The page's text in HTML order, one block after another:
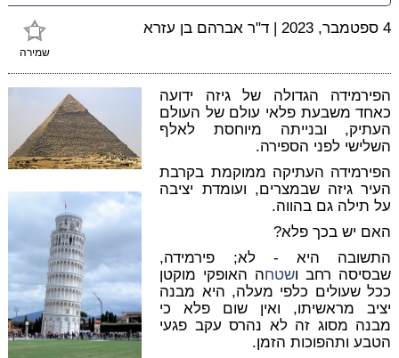
שמירה
4 ספטמבר, 2023 | ד"ר אברהם בן עזרא
הפירמידה הגדולה של גיזה ידועה
כאחד משבעת פלאי עולם של העולם
העתיק, ובנייתה מיוחסת לאלף
השלישי לפני הספירה.
הפירמידה העתיקה ממוקמת בקרבת
העיר גיזה שבמצרים, ועומדת יציבה
על תילה גם בהווה.
האם יש בכך פלא?
התשובה היא - לא; פירמידה,
שבסיסה רחב ושטחה האופקי מוקטן
ככל שעולים כלפי מעלה, היא מבנה
יציב מראשיתו, ואין שום פלא כי
מבנה מסוג זה לא נהרס עקב פגעי
הטבע ותהפוכות הזמן.